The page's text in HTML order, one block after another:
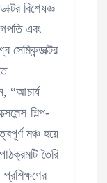
বিশেষজ্ঞ
এবং
“আচার্য
শিল্প-
মঞ্চ হয়ে
তৈরি
প্রশিক্ষণের